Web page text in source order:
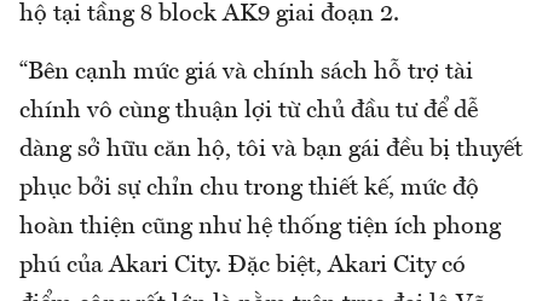
hộ tại tầng 8 block AK9 giai đoạn 2.
“Bên cạnh mức giá và chính sách hỗ trợ tài
chính vô cùng thuận lợi từ chủ đầu tư để dễ
dàng sở hữu căn hộ, tôi và bạn gái đều bị thuyết
phục bởi sự chỉn chu trong thiết kế, mức độ
hoàn thiện cũng như hệ thống tiện ích phong
phú của Akari City. Đặc biệt, Akari City có